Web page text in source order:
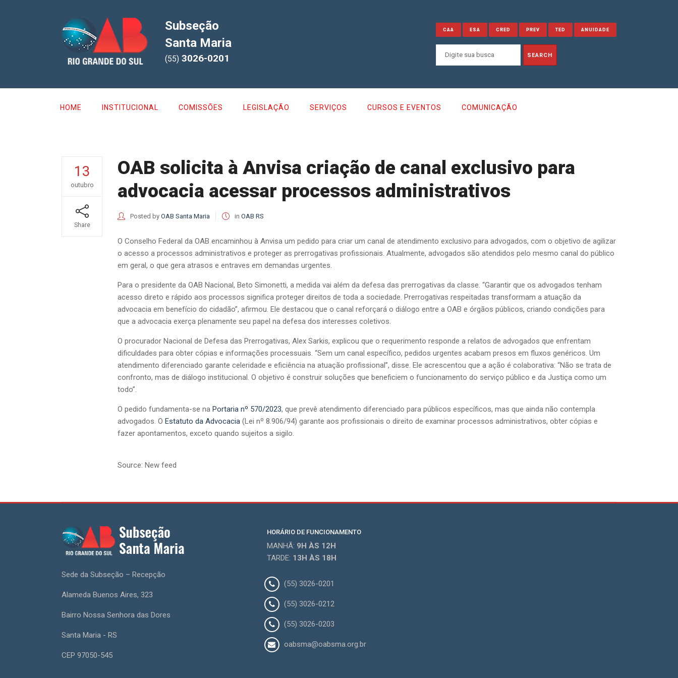
Subseção
Santa Maria
(55) 3026-0201
CAA ESA CRED PREV TED ANUIDADE
HOME INSTITUCIONAL COMISSÕES LEGISLAÇÃO SERVIÇOS CURSOS E EVENTOS COMUNICAÇÃO
13
outubro
Share
OAB solicita à Anvisa criação de canal exclusivo para
advocacia acessar processos administrativos
Posted by OAB Santa Maria in OAB RS
O Conselho Federal da OAB encaminhou à Anvisa um pedido para criar um canal de atendimento exclusivo para advogados, com o objetivo de agilizar
o acesso a processos administrativos e proteger as prerrogativas profissionais. Atualmente, advogados são atendidos pelo mesmo canal do público
em geral, o que gera atrasos e entraves em demandas urgentes.
Para o presidente da OAB Nacional, Beto Simonetti, a medida vai além da defesa das prerrogativas da classe. “Garantir que os advogados tenham
acesso direto e rápido aos processos significa proteger direitos de toda a sociedade. Prerrogativas respeitadas transformam a atuação da
advocacia em benefício do cidadão”, afirmou. Ele destacou que o canal reforçará o diálogo entre a OAB e órgãos públicos, criando condições para
que a advocacia exerça plenamente seu papel na defesa dos interesses coletivos.
O procurador Nacional de Defesa das Prerrogativas, Alex Sarkis, explicou que o requerimento responde a relatos de advogados que enfrentam
dificuldades para obter cópias e informações processuais. “Sem um canal específico, pedidos urgentes acabam presos em fluxos genéricos. Um
atendimento diferenciado garante celeridade e eficiência na atuação profissional”, disse. Ele acrescentou que a ação é colaborativa: “Não se trata de
confronto, mas de diálogo institucional. O objetivo é construir soluções que beneficiem o funcionamento do serviço público e da Justiça como um
todo”.
O pedido fundamenta-se na Portaria nº 570/2023, que prevê atendimento diferenciado para públicos específicos, mas que ainda não contempla
advogados. O Estatuto da Advocacia (Lei nº 8.906/94) garante aos profissionais o direito de examinar processos administrativos, obter cópias e
fazer apontamentos, exceto quando sujeitos a sigilo.
Source: New feed
Sede da Subseção – Recepção
Alameda Buenos Aires, 323
Bairro Nossa Senhora das Dores
Santa Maria - RS
CEP 97050-545
HORÁRIO DE FUNCIONAMENTO
MANHÃ: 9H ÀS 12H
TARDE: 13H ÀS 18H
(55) 3026-0201
(55) 3026-0212
(55) 3026-0203
oabsma@oabsma.org.br